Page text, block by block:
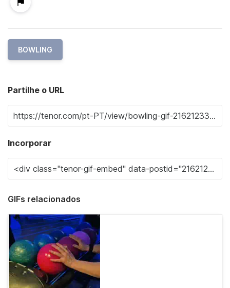
BOWLING
Partilhe o URL
Incorporar
GIFs relacionados